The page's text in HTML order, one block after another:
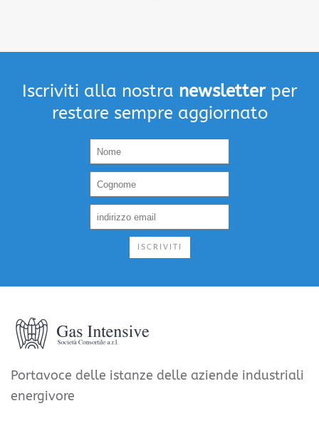
Iscriviti alla nostra newsletterper
restare sempre aggiornato
ISCRIVITI
Portavoce delle istanze delle aziende industriali
energivore